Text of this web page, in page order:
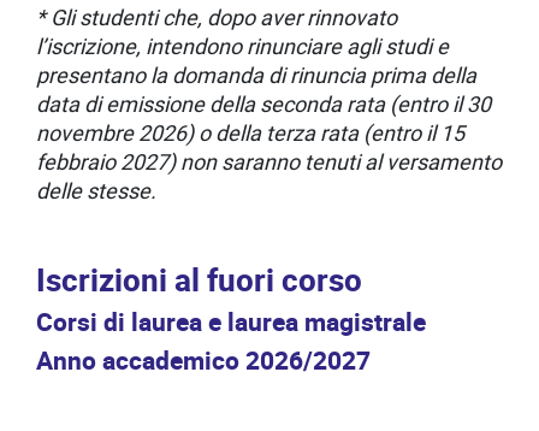
* Gli studenti che, dopo aver rinnovato
l’iscrizione, intendono rinunciare agli studi e
presentano la domanda di rinuncia prima della
data di emissione della seconda rata (entro il 30
novembre 2026) o della terza rata (entro il 15
febbraio 2027) non saranno tenuti al versamento
delle stesse.
Iscrizioni al fuori corso
Corsi di laurea e laurea magistrale
Anno accademico 2026/2027